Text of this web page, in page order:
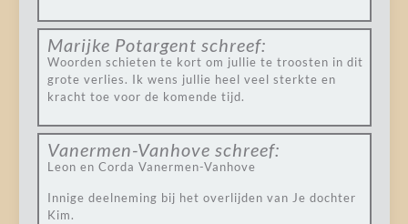
Marijke Potargent schreef:
Woorden schieten te kort om jullie te troosten in dit
grote verlies. Ik wens jullie heel veel sterkte en
kracht toe voor de komende tijd.
Vanermen-Vanhove schreef:
Leon en Corda Vanermen-Vanhove
Innige deelneming bij het overlijden van Je dochter
Kim.